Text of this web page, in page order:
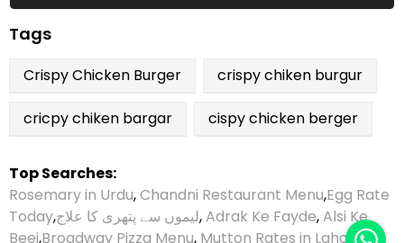
Tags
Crispy Chicken Burger crispy chiken burgur
cricpy chiken bargar cispy chicken berger
Top Searches:
Rosemary in Urdu,Chandni Restaurant Menu,Egg Rate
Today,لیموں سے پتھری کا علاج,Adrak Ke Fayde,Alsi Ke
Beej,Broadway Pizza Menu, Mutton Rates in Lahore,